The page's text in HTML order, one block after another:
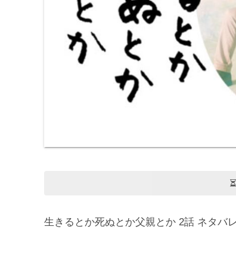
生きるとか死ぬとか父親とか 2話 ネタバ